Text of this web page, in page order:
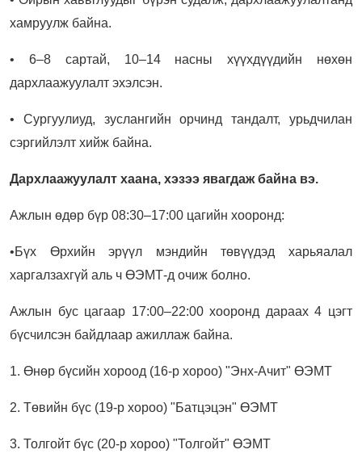
хамруулж байна.
• 6–8 сартай, 10–14 насны хүүхдүүдийн нөхөн
дархлаажуулалт эхэлсэн.
• Сургуулиуд, зуслангийн орчинд тандалт, урьдчилан
сэргийлэлт хийж байна.
Дархлаажуулалт хаана, хэзээ явагдаж байна вэ.
Ажлын өдөр бүр 08:30–17:00 цагийн хооронд:
•Бүх Өрхийн эрүүл мэндийн төвүүдэд харьяалал
харгалзахгүй аль ч ӨЭМТ-д очиж болно.
Ажлын бус цагаар 17:00–22:00 хооронд дараах 4 цэгт
бүсчилсэн байдлаар ажиллаж байна.
1. Өнөр бүсийн хороод (16-р хороо) "Энх-Ачит" ӨЭМТ
2. Төвийн бүс (19-р хороо) "Батцэцэн" ӨЭМТ
3. Толгойт бүс (20-р хороо) "Толгойт" ӨЭМТ